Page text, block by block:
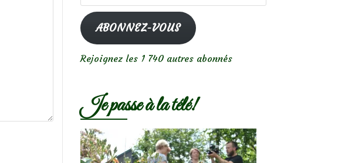
e-
mailABONNEZ-VOUS
Rejoignez les 1 740 autres abonnés
Je passe à la télé!